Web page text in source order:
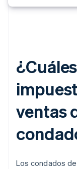
ventas
Los condados